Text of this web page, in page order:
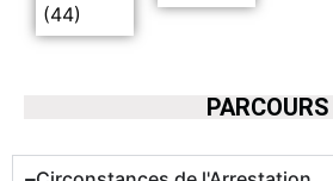
(44)
PARCOURS